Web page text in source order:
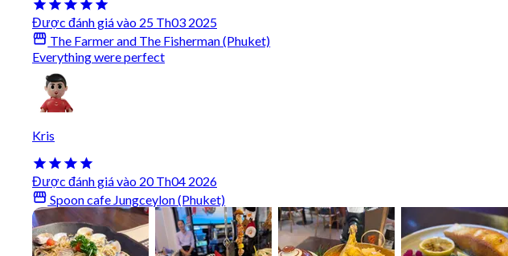
Được đánh giá vào 25 Th03 2025
The Farmer and The Fisherman (Phuket)
Everything were perfect
Kris
Được đánh giá vào 20 Th04 2026
Spoon cafe Jungceylon (Phuket)